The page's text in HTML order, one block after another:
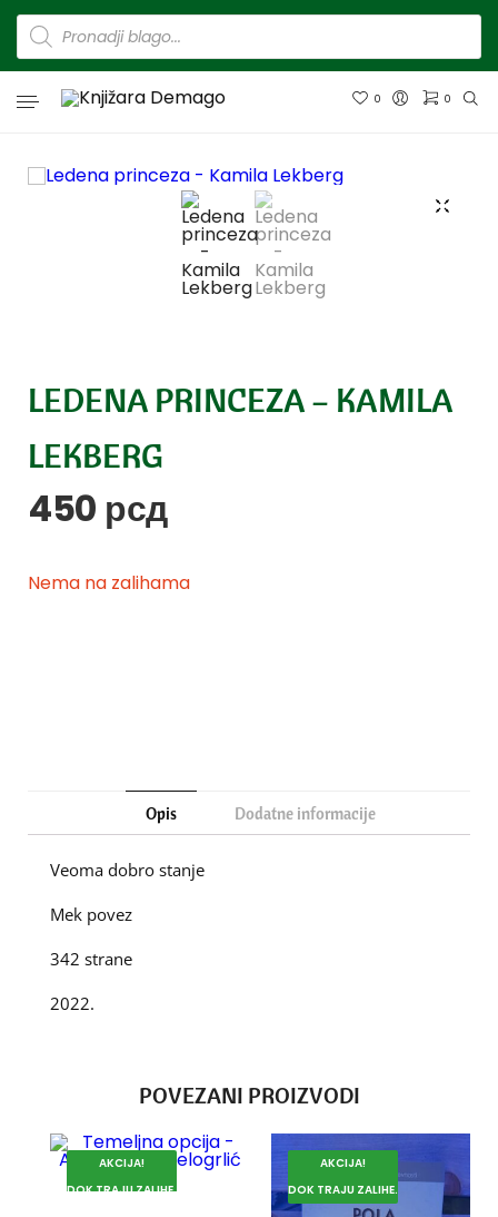
0 0
LEDENA PRINCEZA – KAMILA
LEKBERG
450 рсд
Nema na zalihama
Opis Dodatne informacije
Veoma dobro stanje
Mek povez
342 strane
2022.
POVEZANI PROIZVODI
AKCIJA!
DOK TRAJU ZALIHE.
AKCIJA!
DOK TRAJU ZALIHE.